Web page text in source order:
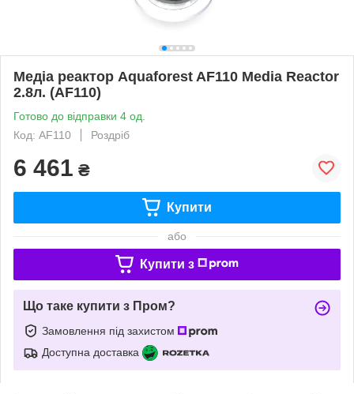
Медіа реактор Aquaforest AF110 Media Reactor
2.8л. (AF110)
Готово до відправки 4 од.
Код: AF110
Роздріб
6 461 ₴
Купити
або
Купити з
Що таке купити з Пром?
Замовлення під захистом
Доступна доставка